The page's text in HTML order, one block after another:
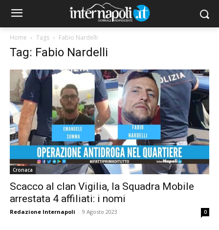
Home Tags Fabio Nardelli
Tag: Fabio Nardelli
Cronaca
Scacco al clan Vigilia, la Squadra Mobile
arrestata 4 affiliati: i nomi
Redazione Internapoli - 9 Agosto 2023 0